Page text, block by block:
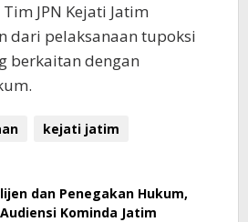
JPN Kejati Jatim
dari pelaksanaan tupoksi
berkaitan dengan
kejati jatim
dan Penegakan Hukum,
Kominda Jatim